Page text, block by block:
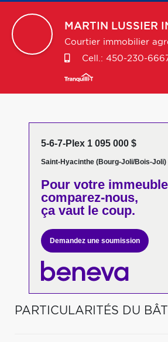
MARTIN LUSSIER
Courtier immobilier
Cell.: 450-230-
5-6-7-Plex 1 095 000 $
Saint-Hyacinthe (Bourg-Joli/Bois-Joli)
Pour votre
comparez-nous,
ça vaut le coup.
Demandez une soumission
PARTICULARITÉS DU